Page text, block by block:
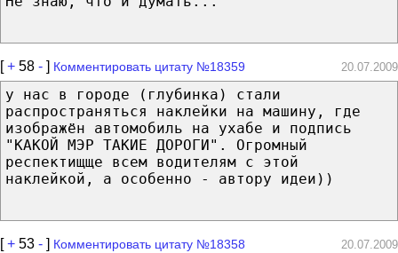
[+ 58 - ] Комментировать цитату №18359 20.07.2009
у нас в городе (глубинка) стали
распространяться наклейки на машину, где
изображён автомобиль на ухабе и подпись
"КАКОЙ МЭР ТАКИЕ ДОРОГИ". Огромный
респектищще всем водителям с этой
наклейкой, а особенно - автору идеи))
[+ 53 - ] Комментировать цитату №18358 20.07.2009